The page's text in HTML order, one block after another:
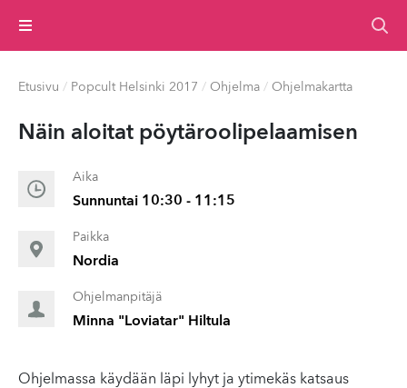
Valikko
Etusivu / Popcult Helsinki 2017 / Ohjelma / Ohjelmakartta
Näin aloitat pöytäroolipelaamisen
Aika
Sunnuntai 10:30 - 11:15
Paikka
Nordia
Ohjelmanpitäjä
Minna "Loviatar" Hiltula
Ohjelmassa käydään läpi lyhyt ja ytimekäs katsaus